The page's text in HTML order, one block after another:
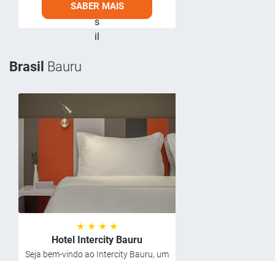
SABER MAIS
Brasil Bauru
★ ★ ★ ★
Hotel Intercity Bauru
Seja bem-vindo ao Intercity Bauru, um